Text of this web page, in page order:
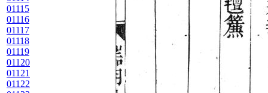
01115
01116
01117
01118
01119
01120
01121
01122